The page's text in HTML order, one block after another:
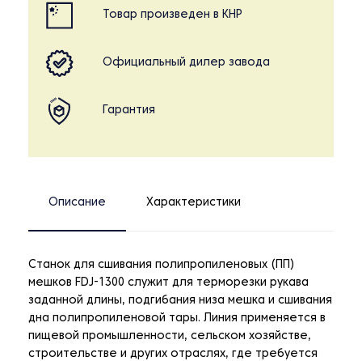
Товар произведен в КНР
Официальный дилер завода
Гарантия
Описание Характеристики
Станок для сшивания полипропиленовых (ПП)
мешков FDJ-1300 служит для терморезки рукава
заданной длины, подгибания низа мешка и сшивания
дна полипропиленовой тары. Линия применяется в
пищевой промышленности, сельском хозяйстве,
строительстве и других отраслях, где требуется